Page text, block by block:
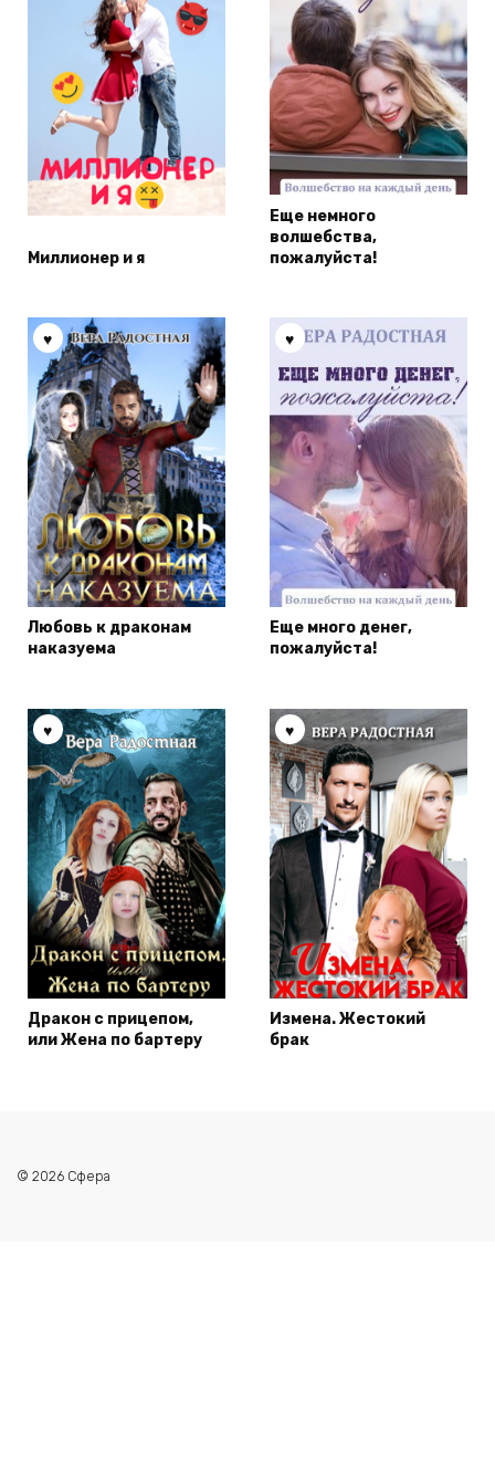
Миллионер и я
Еще немного
волшебства,
пожалуйста!
Любовь к драконам
наказуема
Еще много денег,
пожалуйста!
Дракон с прицепом,
или Жена по бартеру
Измена. Жестокий
брак
© 2026 Сфера